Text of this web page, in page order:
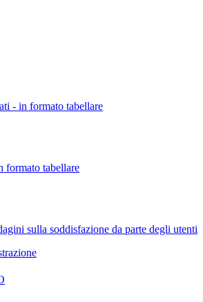
- in formato tabellare
formato tabellare
sulla soddisfazione da parte degli utenti